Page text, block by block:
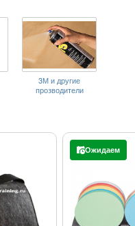
3М и другие
прозводители
Ожидаем